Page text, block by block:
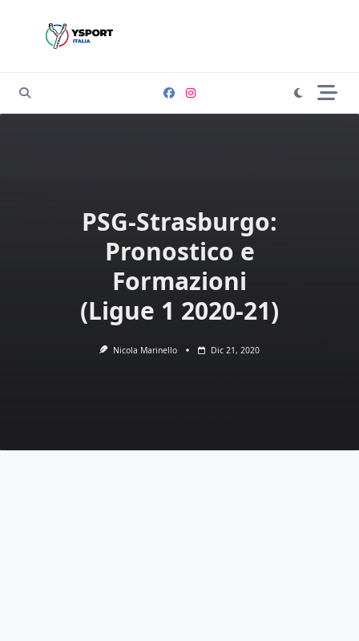
PSG-Strasburgo:
Pronostico e
Formazioni
(Ligue 1 2020-21)
Nicola Marinello Dic 21, 2020